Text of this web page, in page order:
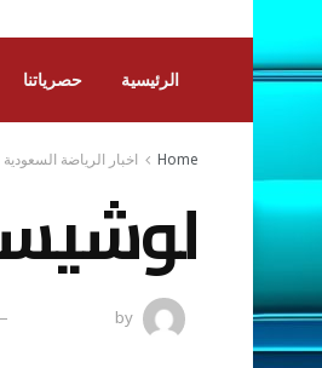
الرئيسية حصرياتنا
Home اخبار الرياضة السعودية
by